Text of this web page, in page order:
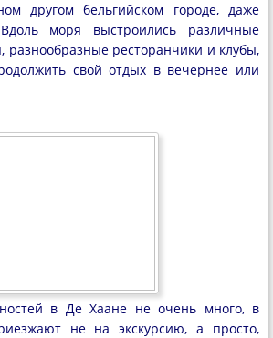
другом бельгийском городе, даже
моря выстроились различные
разнообразные ресторанчики и клубы,
свой отдых в вечернее или
в Де Хаане не очень много, в
не на экскурсию, а просто,